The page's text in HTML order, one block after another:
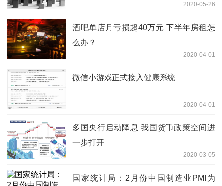
2020-05-26
酒吧单店月亏损超40万元 下半年房租怎
么办？
2020-04-01
微信小游戏正式接入健康系统
2020-04-01
多国央行启动降息 我国货币政策空间进
一步打开
2020-03-05
国家统计局：2月份中国制造业PMI为